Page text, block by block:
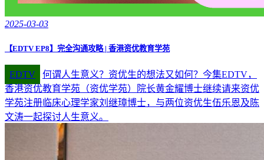
2025-03-03
【EDTV EP8】完全沟通攻略 | 香港资优教育学苑
EDTV
何谓人生意义？资优生的想法又如何？今集EDTV，
香港资优教育学苑（资优学苑）院长黄金耀博士继续请来资优
学苑注册临床心理学家刘继璋博士，与两位资优生伍乐恩及陈
文涛一起探讨人生意义。